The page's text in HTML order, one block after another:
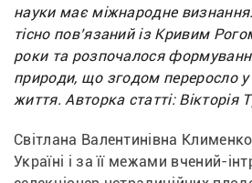
науки має міжнародне
тісно пов’язаний із Кривим
роки та розпочалося
природи, що згодом переросло у
життя. Авторка статті: Вікторія
Світлана Валентинівна
Україні і за її межами вчений-